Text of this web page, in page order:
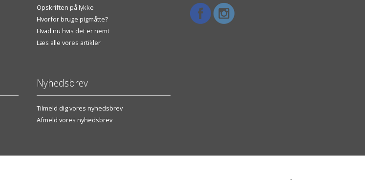
Opskriften på lykke
Hvorfor bruge pigmåtte?
Hvad nu hvis det er nemt
Læs alle vores artikler
Nyhedsbrev
Tilmeld dig vores nyhedsbrev
Afmeld vores nyhedsbrev